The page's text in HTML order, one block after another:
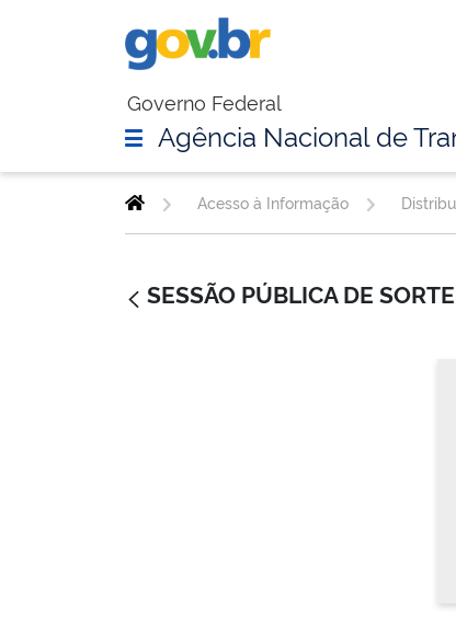
Governo Federal
Agência Nacional de
Acesso à Informação
SESSÃO PÚBLICA DE